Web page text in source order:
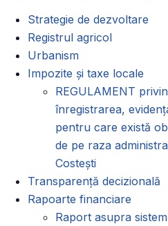
Strategie de dezvoltare
Registrul agricol
Urbanism
Impozite și taxe locale
REGULAMENT
înregistrarea,
pentru care există
de pe raza
Costești
Transparență decizională
Rapoarte financiare
Raport asupra